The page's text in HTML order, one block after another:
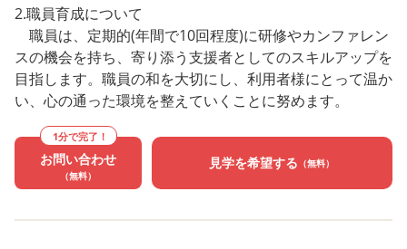
2.職員育成について
職員は、定期的(年間で10回程度)に研修やカンファレン
スの機会を持ち、寄り添う支援者としてのスキルアップを
目指します。職員の和を大切にし、利用者様にとって温か
い、心の通った環境を整えていくことに努めます。
1分で完了！
お問い合わせ
（無料）
見学を希望する （無料）